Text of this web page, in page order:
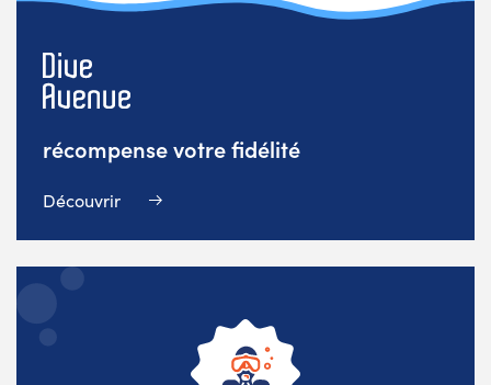
récompense votre fidélité
Découvrir